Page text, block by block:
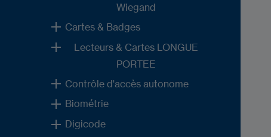
Wiegand
Cartes & Badges
Lecteurs & Cartes LONGUE
PORTEE
Contrôle d'accès autonome
Biométrie
Digicode